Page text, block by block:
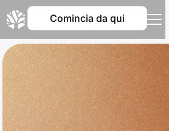
Comincia da qui